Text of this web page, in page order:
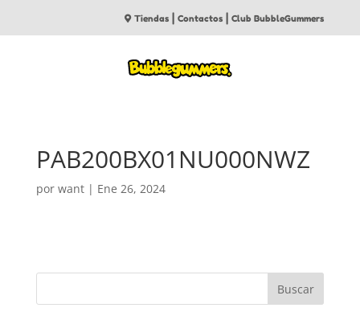
Tiendas |Contactos |Club BubbleGummers
PAB200BX01NU000NWZ
por want| Ene 26, 2024